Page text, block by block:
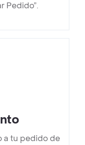
Pedido”.
a tu pedido de